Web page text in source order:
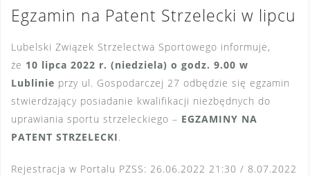
Egzamin na Patent Strzelecki w lipcu
Lubelski Związek Strzelectwa Sportowego informuje,
że 10 lipca 2022 r. (niedziela) o godz. 9.00 w
Lublinie przy ul. Gospodarczej 27 odbędzie się egzamin
stwierdzający posiadanie kwalifikacji niezbędnych do
uprawiania sportu strzeleckiego – EGZAMINY NA
PATENT STRZELECKI.
Rejestracja w Portalu PZSS: 26.06.2022 21:30 / 8.07.2022